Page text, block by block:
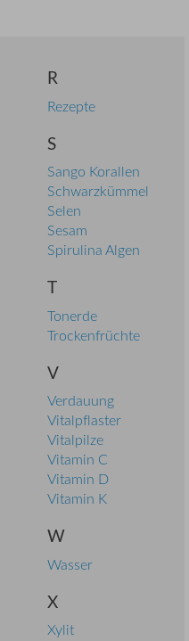
R
Rezepte
S
Sango Korallen
Schwarzkümmel
Selen
Sesam
Spirulina Algen
T
Tonerde
Trockenfrüchte
V
Verdauung
Vitalpflaster
Vitalpilze
Vitamin C
Vitamin D
Vitamin K
W
Wasser
X
Xylit